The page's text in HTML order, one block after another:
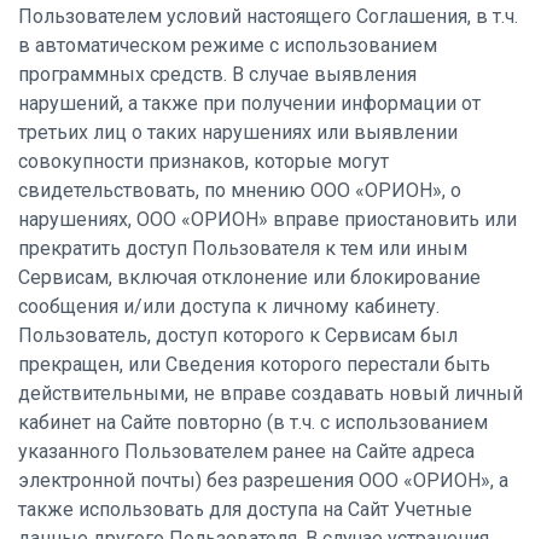
Пользователем условий настоящего Соглашения, в т.ч.
в автоматическом режиме с использованием
программных средств. В случае выявления
нарушений, а также при получении информации от
третьих лиц о таких нарушениях или выявлении
совокупности признаков, которые могут
свидетельствовать, по мнению ООО «ОРИОН», о
нарушениях, ООО «ОРИОН» вправе приостановить или
прекратить доступ Пользователя к тем или иным
Сервисам, включая отклонение или блокирование
сообщения и/или доступа к личному кабинету.
Пользователь, доступ которого к Сервисам был
прекращен, или Сведения которого перестали быть
действительными, не вправе создавать новый личный
кабинет на Сайте повторно (в т.ч. с использованием
указанного Пользователем ранее на Сайте адреса
электронной почты) без разрешения ООО «ОРИОН», а
также использовать для доступа на Сайт Учетные